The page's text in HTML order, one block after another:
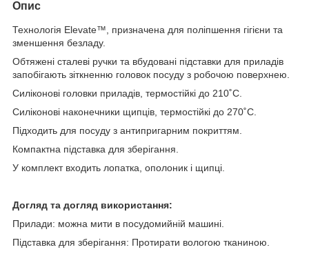
Опис
Технологія Elevate™, призначена для поліпшення гігієни та
зменшення безладу.
Обтяжені сталеві ручки та вбудовані підставки для приладів
запобігають зіткненню головок посуду з робочою поверхнею.
Силіконові головки приладів, термостійкі до 210˚C.
Силіконові наконечники щипців, термостійкі до 270˚C.
Підходить для посуду з антипригарним покриттям.
Компактна підставка для зберігання.
У комплект входить лопатка, ополоник і щипці.
Догляд та догляд використання:
Прилади: можна мити в посудомийній машині.
Підставка для зберігання: Протирати вологою тканиною.